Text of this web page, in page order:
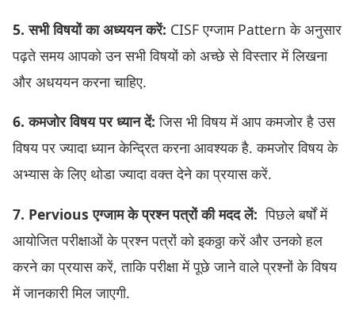
5. सभी विषयों का अध्ययन करें: CISF एग्जाम Pattern के अनुसार
पढ़ते समय आपको उन सभी विषयों को अच्छे से विस्तार में लिखना
और अधययन करना चाहिए.
6. कमजोर विषय पर ध्यान दें: जिस भी विषय में आप कमजोर है उस
विषय पर ज्यादा ध्यान केन्द्रित करना आवश्यक है. कमजोर विषय के
अभ्यास के लिए थोडा ज्यादा वक्त देने का प्रयास करें.
7. Pervious एग्जाम के प्रश्न पत्रों की मदद लें: पिछले बर्षों में
आयोजित परीक्षाओं के प्रश्न पत्रों को इकठ्ठा करें और उनको हल
करने का प्रयास करें, ताकि परीक्षा में पूछे जाने वाले प्रश्नों के विषय
में जानकारी मिल जाएगी.